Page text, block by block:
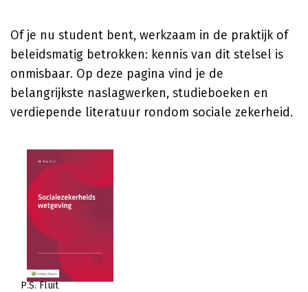
Of je nu student bent, werkzaam in de praktijk of
beleidsmatig betrokken: kennis van dit stelsel is
onmisbaar. Op deze pagina vind je de
belangrijkste naslagwerken, studieboeken en
verdiepende literatuur rondom sociale zekerheid.
P.S. Fluit